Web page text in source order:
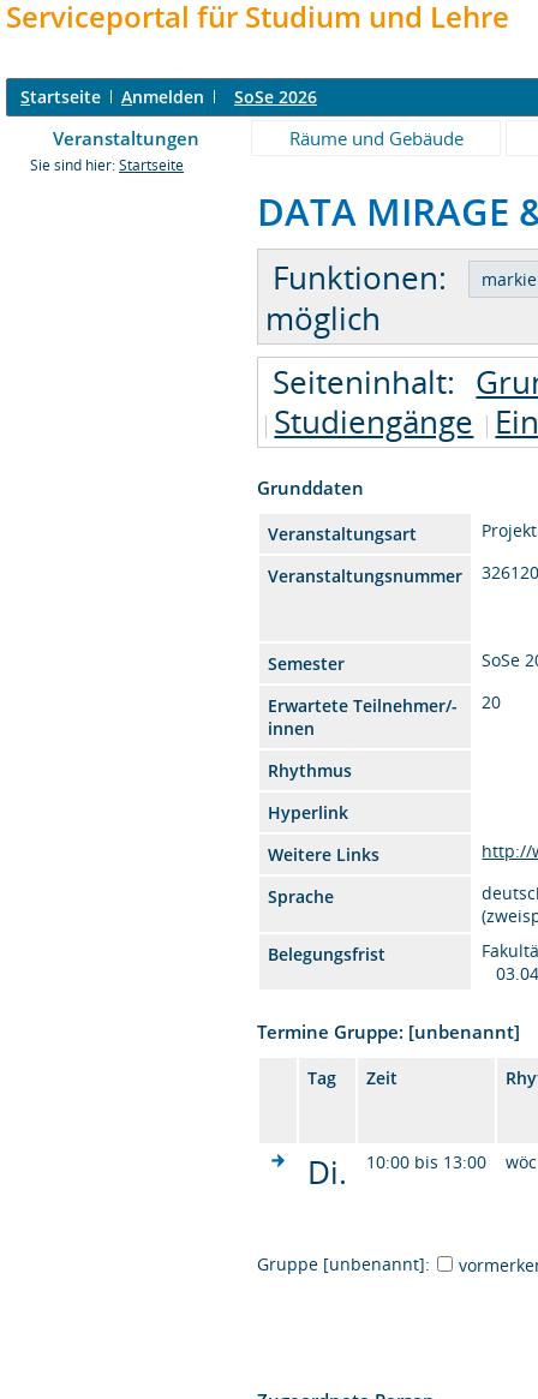
Serviceportal für Studium und Lehre
Startseite Anmelden SoSe 2026
Veranstaltungen Räume und Gebäude
Sie sind hier: Startseite
DATA MIRAGE
Funktionen:
möglich
Seiteninhalt:
Studiengänge
Grunddaten
Veranstaltungsart
Veranstaltungsnummer
Semester
SoSe
Erwartete Teilnehmer/-
innen
20
Rhythmus
Hyperlink
Weitere Links
http://
Sprache
Belegungsfrist
Termine Gruppe: [unbenannt]
Tag Zeit
Di. 10:00 bis 13:00
Gruppe [unbenannt]: